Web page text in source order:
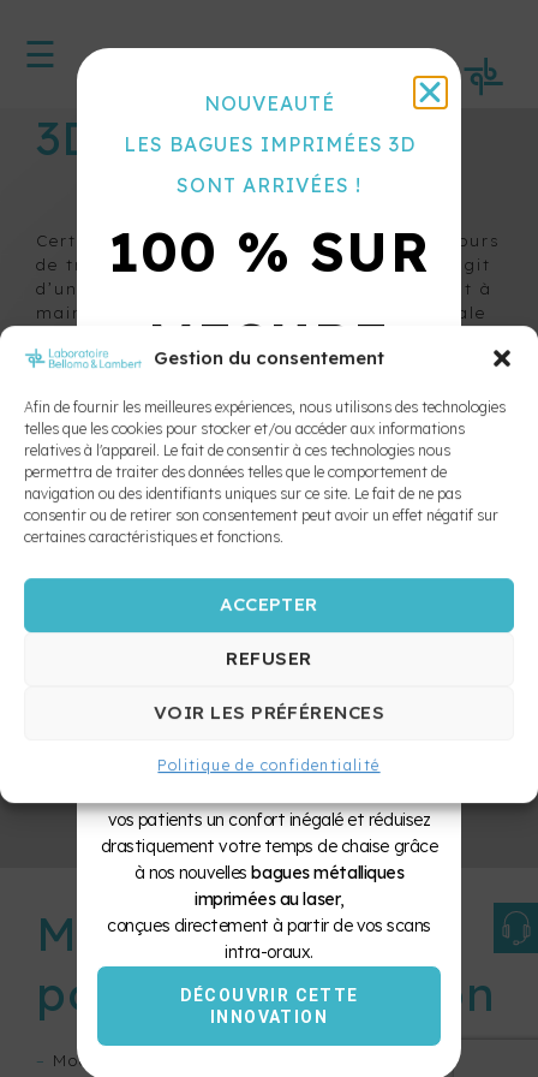
Gestion du consentement
Afin de fournir les meilleures expériences, nous utilisons des technologies
telles que les cookies pour stocker et/ou accéder aux informations
relatives à l'appareil. Le fait de consentir à ces technologies nous
permettra de traiter des données telles que le comportement de
navigation ou des identifiants uniques sur ce site. Le fait de ne pas
consentir ou de retirer son consentement peut avoir un effet négatif sur
certaines caractéristiques et fonctions.
ACCEPTER
REFUSER
VOIR LES PRÉFÉRENCES
Politique de confidentialité
MENU
ACCUEIL
APPAREILS
ACTIFS
APPAREILS
AMOVIBLES
D’EXPANSION
CONTRE
SOMMEIL ET
LE
RONFLEMENT
APPAREILS
DE
SUR
D’EXPANSION
FONCTIONNELS
ET APPAREILS
D’AVANCEMENT
MANDIBULAIRE
APPAREILS
DE
RÉTENTION
MÉTHODE
INDIRECTE
DE POSE
☰
3D Lingual Arch
Certains ajustements peuvent se faire en cours
de traitement à l’aide du lingual arch. Il s’agit
d’un fil lingual amovible qui sert notamment à
maintenir l’expansion bilatérale ou unilatérale
labialer les incisives ou d’effectuer un ancrage
des mouvements dentaires importants. Cela
dit, le lingual arch peut être déplacé sur le
maxillaire supérieur en vue de fabriquer un
bouton de Nance amovible.
Matériel requis
pour la fabrication
– Modèle de pierre inférieur ou supérieur
NOUVEAUTÉ
LES BAGUES IMPRIMÉES 3D
SONT ARRIVÉES !
100 % SUR
MESURE
10X PLUS
SOLIDES
ZÉRO
SÉPARATEUR
Le Laboratoire Bellomo & Lambert propulse
vos patients un confort inégalé et réduisez
drastiquement votre temps de chaise grâce
à nos nouvellesbagues métalliques
imprimées au laser,
conçues directement à partir de vos scans
intra-oraux.
DÉCOUVRIR CETTE
INNOVATION